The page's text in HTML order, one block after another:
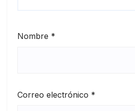
Nombre *
Correo electrónico *